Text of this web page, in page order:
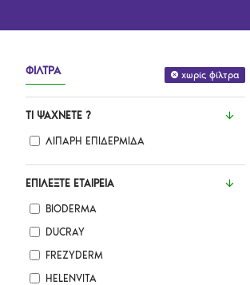
ΦΊΛΤΡΑ χωρίς φίλτρα
ΤΙ ΨΆΧΝΕΤΕ ?
ΛΙΠΑΡΗ ΕΠΙΔΕΡΜΙΔΑ
ΕΠΙΛΈΞΤΕ ΕΤΑΙΡΕΊΑ
BIODERMA
DUCRAY
FREZYDERM
HELENVITA